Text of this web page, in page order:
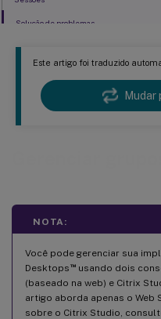
Este artigo foi traduzido
Mudar
NOTA:
Você pode gerenciar sua
Desktops ™usando dois
(baseado na web) e Citrix
artigo aborda apenas o Web
sobre o Citrix Studio,
Solução de problemas